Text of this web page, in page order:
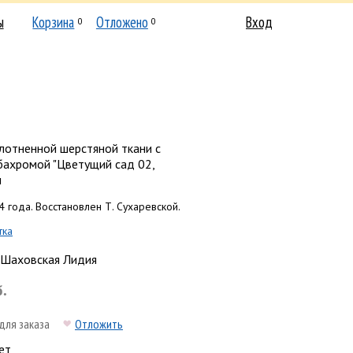
Корзина 0 Отложено 0 Вход
шерстяной ткани с
"Цветущий сад 02,
года. Восстановлен Т. Сухаревской.
Лидия
заказа
Отложить